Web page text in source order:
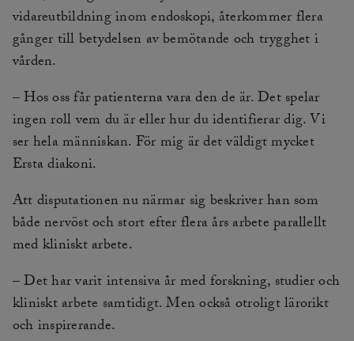
vidareutbildning inom endoskopi, återkommer flera
gånger till betydelsen av bemötande och trygghet i
vården.
– Hos oss får patienterna vara den de är. Det spelar
ingen roll vem du är eller hur du identifierar dig. Vi
ser hela människan. För mig är det väldigt mycket
Ersta diakoni.
Att disputationen nu närmar sig beskriver han som
både nervöst och stort efter flera års arbete parallellt
med kliniskt arbete.
– Det har varit intensiva år med forskning, studier och
kliniskt arbete samtidigt. Men också otroligt lärorikt
och inspirerande.